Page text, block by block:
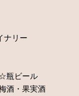
ナリー
瓶ビール
酒・果実酒